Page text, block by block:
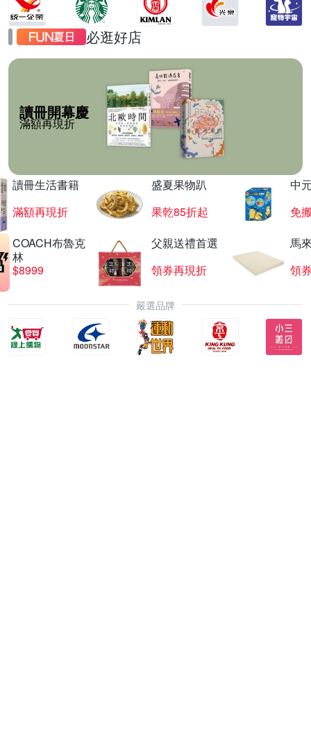
必逛好店
讀冊開幕慶
滿額再現折
讀冊生活書籍
滿額再現折
盛夏果物趴
果乾85折起
中
免
COACH布魯克
林
$8999
父親送禮首選
領券再現折
馬
領
嚴選品牌